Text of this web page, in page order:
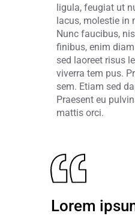
ligula, feugiat ut
lacus, molestie in
Nunc faucibus,
finibus, enim
sed laoreet risus
viverra tem pus.
sem. Etiam sed
Praesent eu
mattis orci.
Lorem